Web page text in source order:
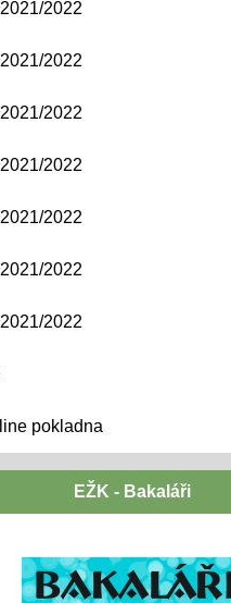
2022
2022
2022
2022
2022
2022
2022
pokladna
EŽK - Bakaláři